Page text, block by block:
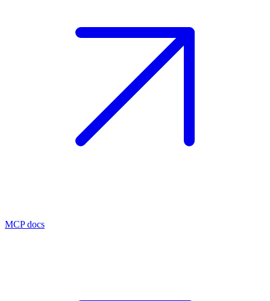
MCP docs